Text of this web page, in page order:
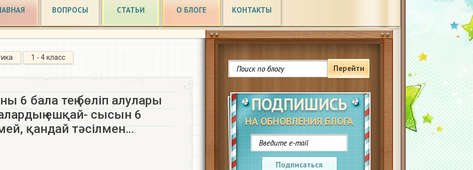
ВОПРОСЫ СТАТЬИ О БЛОГЕ КОНТАКТЫ
Перейти
ПОДПИШИСЬ
НА ОБНОВЛЕНИЯ БЛОГА
Подписаться
1 - 4 класс
6 бала тең бөліп алулары
ешқай- сысын 6
қандай тәсілмен…